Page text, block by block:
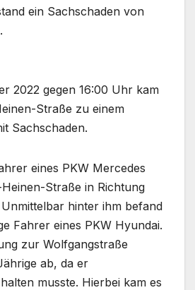
ein Sachschaden von
2022 gegen 16:00 Uhr kam
Straße zu einem
Sachschaden.
eines PKW Mercedes
Straße in Richtung
hinter ihm befand
Fahrer eines PKW Hyundai.
zur Wolfgangstraße
ab, da er
musste. Hierbei kam es